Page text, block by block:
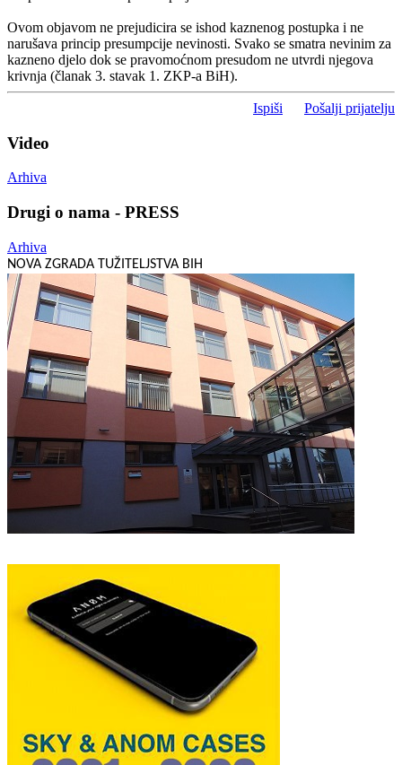
Ovom objavom ne prejudicira se ishod kaznenog postupka i ne
narušava princip presumpcije nevinosti. Svako se smatra nevinim za
kazneno djelo dok se pravomoćnom presudom ne utvrdi njegova
krivnja (članak 3. stavak 1. ZKP-a BiH).
Ispiši Pošalji prijatelju
Video
Arhiva
Drugi o nama - PRESS
Arhiva
NOVA ZGRADA TUŽITELJSTVA BIH